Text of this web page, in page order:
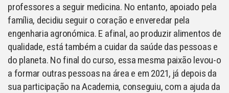
professores a seguir medicina. No entanto, apoiado pela
família, decidiu seguir o coração e enveredar pela
engenharia agronómica. E afinal, ao produzir alimentos de
qualidade, está também a cuidar da saúde das pessoas e
do planeta. No final do curso, essa mesma paixão levou-o
a formar outras pessoas na área e em 2021, já depois da
sua participação na Academia, conseguiu, com a ajuda da